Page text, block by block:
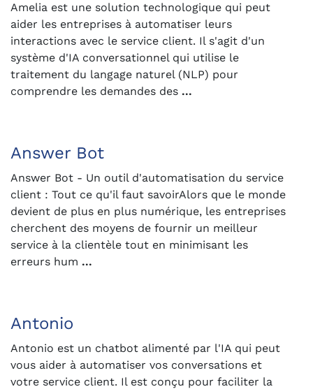
Amelia est une solution technologique qui peut
aider les entreprises à automatiser leurs
interactions avec le service client. Il s'agit d'un
système d'IA conversationnel qui utilise le
traitement du langage naturel (NLP) pour
comprendre les demandes des ...
Answer Bot
Answer Bot - Un outil d'automatisation du service
client : Tout ce qu'il faut savoirAlors que le monde
devient de plus en plus numérique, les entreprises
cherchent des moyens de fournir un meilleur
service à la clientèle tout en minimisant les
erreurs hum ...
Antonio
Antonio est un chatbot alimenté par l'IA qui peut
vous aider à automatiser vos conversations et
votre service client. Il est conçu pour faciliter la